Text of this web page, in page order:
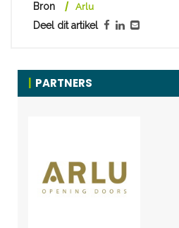
Bron Arlu
Deel dit artikel
PARTNERS